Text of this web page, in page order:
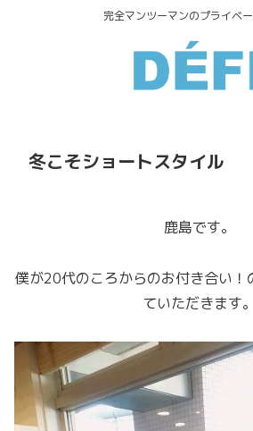
完全マンツーマンのプライベ
冬こそショートスタイル
鹿島です。
僕が20代のころからのお付き合い！
ていただきます。